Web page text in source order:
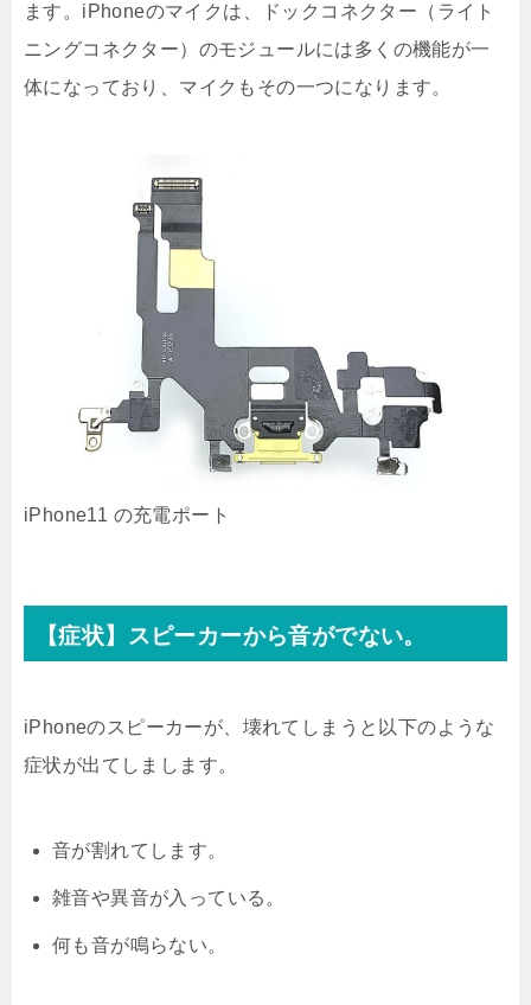
ます。iPhoneのマイクは、ドックコネクター（ライト
ニングコネクター）のモジュールには多くの機能が一
体になっており、マイクもその一つになります。
iPhone11 の充電ポート
【症状】スピーカーから音がでない。
iPhoneのスピーカーが、壊れてしまうと以下のような
症状が出てしまします。
音が割れてします。
雑音や異音が入っている。
何も音が鳴らない。